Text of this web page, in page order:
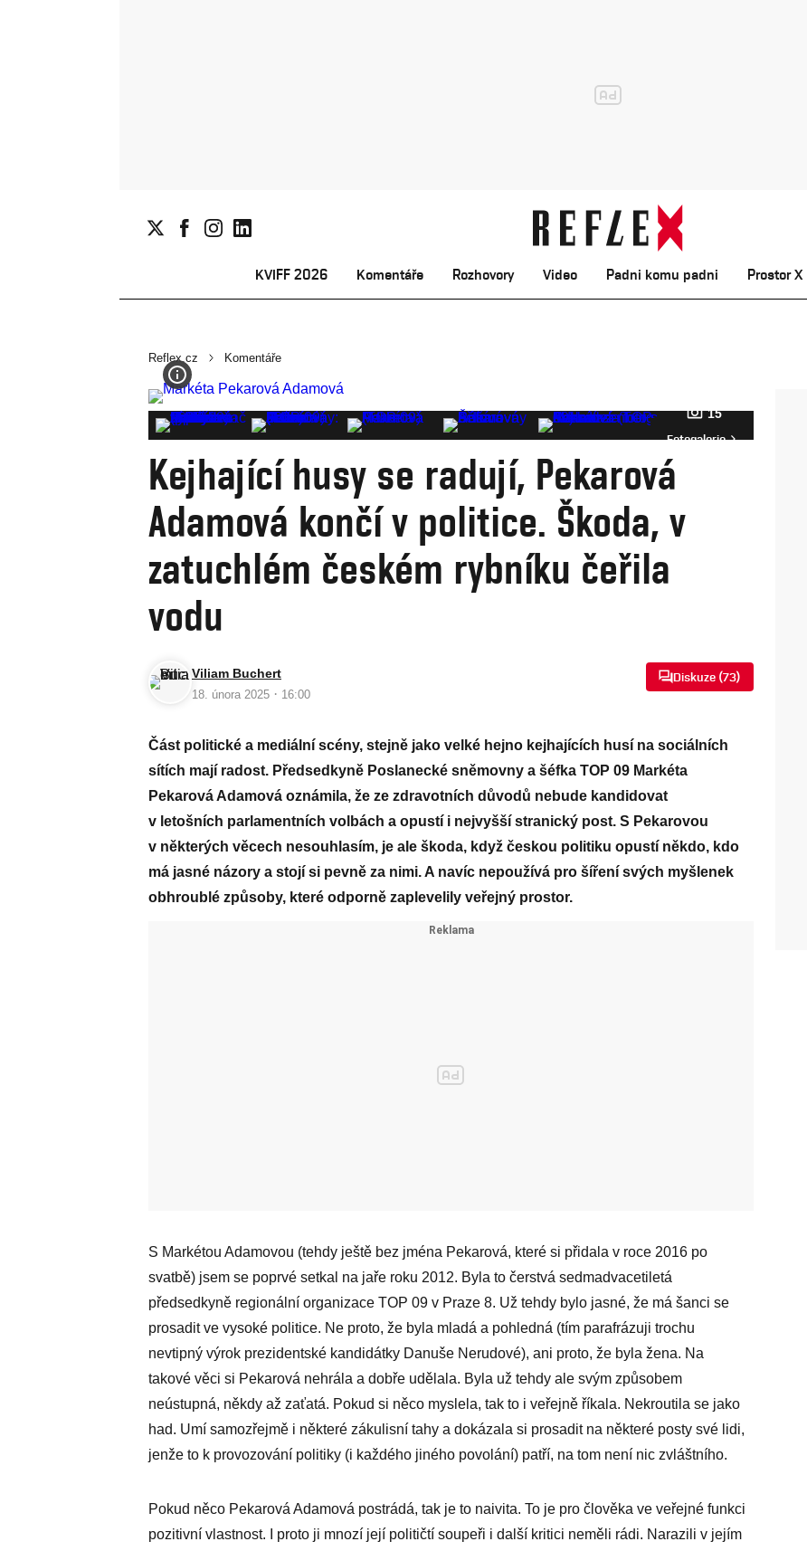
KVIFF 2026 Komentáře Rozhovory Video Padni komu padni Prostor X
Reflex.cz Komentáře
15
Fotogalerie
Kejhající husy se radují, Pekarová
Adamová končí v politice. Škoda, v
zatuchlém českém rybníku čeřila
vodu
Viliam Buchert
18. února 2025 · 16:00
Diskuze (73)
Část politické a mediální scény, stejně jako velké hejno kejhajících husí na sociálních
sítích mají radost. Předsedkyně Poslanecké sněmovny a šéfka TOP 09 Markéta
Pekarová Adamová oznámila, že ze zdravotních důvodů nebude kandidovat
v letošních parlamentních volbách a opustí i nejvyšší stranický post. S Pekarovou
v některých věcech nesouhlasím, je ale škoda, když českou politiku opustí někdo, kdo
má jasné názory a stojí si pevně za nimi. A navíc nepoužívá pro šíření svých myšlenek
obhroublé způsoby, které odporně zaplevelily veřejný prostor.
S Markétou Adamovou (tehdy ještě bez jména Pekarová, které si přidala v roce 2016 po
svatbě) jsem se poprvé setkal na jaře roku 2012. Byla to čerstvá sedmadvacetiletá
předsedkyně regionální organizace TOP 09 v Praze 8. Už tehdy bylo jasné, že má šanci se
prosadit ve vysoké politice. Ne proto, že byla mladá a pohledná (tím parafrázuji trochu
nevtipný výrok prezidentské kandidátky Danuše Nerudové), ani proto, že byla žena. Na
takové věci si Pekarová nehrála a dobře udělala. Byla už tehdy ale svým způsobem
neústupná, někdy až zaťatá. Pokud si něco myslela, tak to i veřejně říkala. Nekroutila se jako
had. Umí samozřejmě i některé zákulisní tahy a dokázala si prosadit na některé posty své lidi,
jenže to k provozování politiky (i každého jiného povolání) patří, na tom není nic zvláštního.
Pokud něco Pekarová Adamová postrádá, tak je to naivita. To je pro člověka ve veřejné funkci
pozitivní vlastnost. I proto ji mnozí její političtí soupeři i další kritici neměli rádi. Narazili v jejím